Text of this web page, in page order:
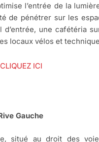
l’entrée de la
de pénétrer sur les
une cafétéria
locaux vélos et
CLIQUEZ ICI
Gauche
situé au droit des